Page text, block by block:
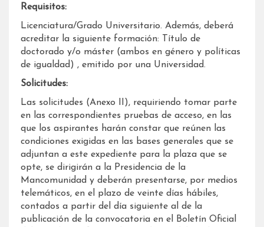
Requisitos:
Licenciatura/Grado Universitario. Además, deberá
acreditar la siguiente formación: Título de
doctorado y/o máster (ambos en género y políticas
de igualdad) , emitido por una Universidad.
Solicitudes:
Las solicitudes (Anexo II), requiriendo tomar parte
en las correspondientes pruebas de acceso, en las
que los aspirantes harán constar que reúnen las
condiciones exigidas en las bases generales que se
adjuntan a este expediente para la plaza que se
opte, se dirigirán a la Presidencia de la
Mancomunidad y deberán presentarse, por medios
telemáticos, en el plazo de veinte días hábiles,
contados a partir del día siguiente al de la
publicación de la convocatoria en el Boletín Oficial